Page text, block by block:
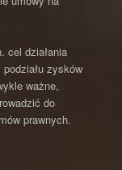
cel działania
zysków
ważne,
do
prawnych.